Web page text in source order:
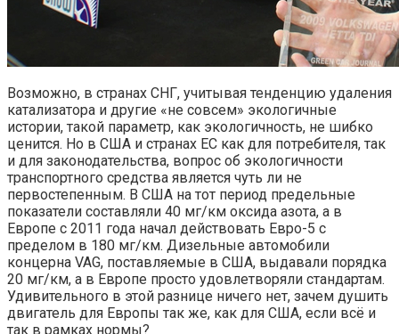
Возможно, в странах СНГ, учитывая тенденцию удаления
катализатора и другие «не совсем» экологичные
истории, такой параметр, как экологичность, не шибко
ценится. Но в США и странах ЕС как для потребителя, так
и для законодательства, вопрос об экологичности
транспортного средства является чуть ли не
первостепенным. В США на тот период предельные
показатели составляли 40 мг/км оксида азота, а в
Европе с 2011 года начал действовать Евро-5 с
пределом в 180 мг/км. Дизельные автомобили
концерна VAG, поставляемые в США, выдавали порядка
20 мг/км, а в Европе просто удовлетворяли стандартам.
Удивительного в этой разнице ничего нет, зачем душить
двигатель для Европы так же, как для США, если всё и
так в рамках нормы?